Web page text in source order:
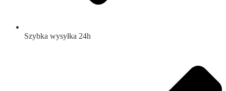
Szybka wysyłka 24h